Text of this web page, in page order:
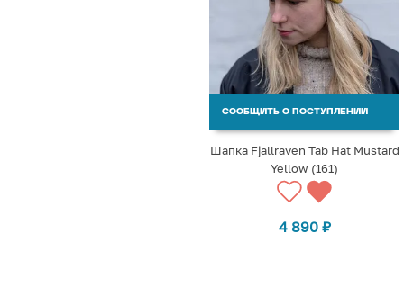
СООБЩИТЬ О ПОСТУПЛЕНИИ
Шапка Fjallraven Tab Hat Mustard
Yellow (161)
4 890 ₽